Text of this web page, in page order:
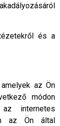
és a
az Ön
módon
internetes
az Ön által